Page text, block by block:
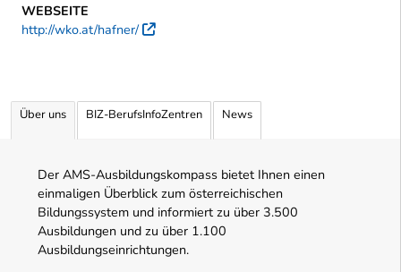
WEBSEITE
http://wko.at/hafner/
Externer Link
Über uns BIZ-BerufsInfoZentren News
Der AMS-Ausbildungskompass bietet Ihnen einen
einmaligen Überblick zum österreichischen
Bildungssystem und informiert zu über 3.500
Ausbildungen und zu über 1.100
Ausbildungseinrichtungen.